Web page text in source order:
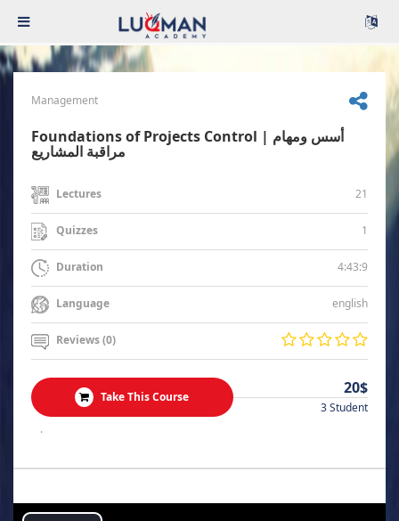
Management
Foundations of Projects Control | أسس ومهام
مراقبة المشاريع
Lectures 21
Quizzes 1
Duration 4:43:9
Language english
Reviews (0)
Take This Course 20$
3 Student
.